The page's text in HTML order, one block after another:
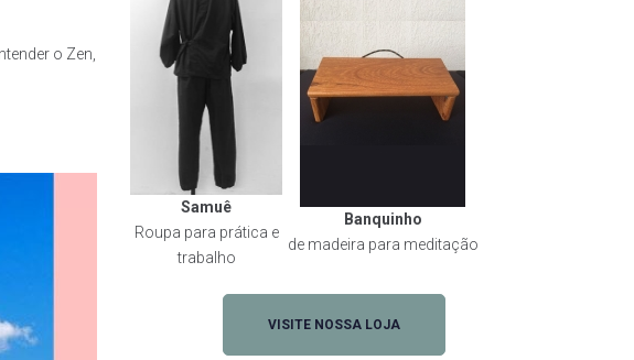
o Zen,
Samuê
Roupa para prática e
trabalho
Banquinho
de madeira para meditação
VISITE NOSSA LOJA